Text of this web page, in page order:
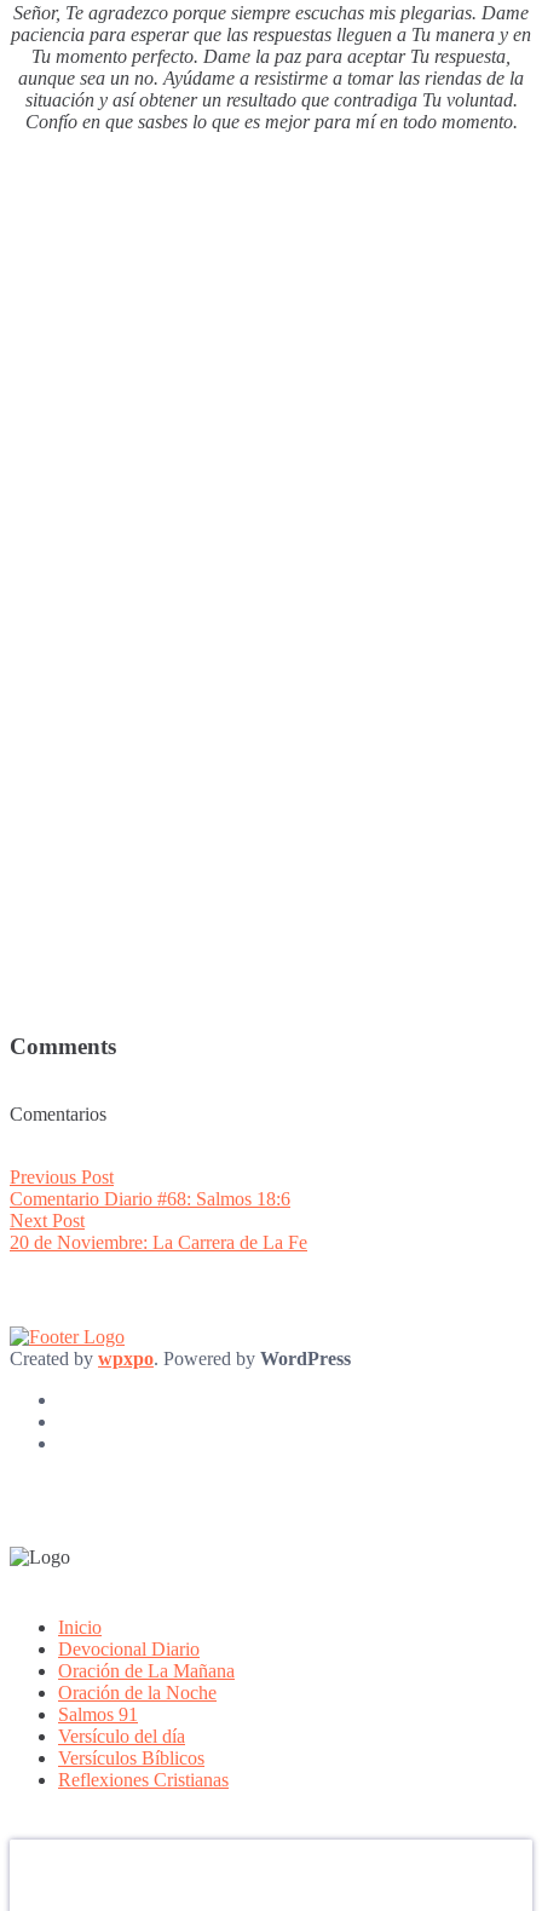
Señor, Te agradezco porque siempre escuchas mis plegarias. Dame
paciencia para esperar que las respuestas lleguen a Tu manera y en
Tu momento perfecto. Dame la paz para aceptar Tu respuesta,
aunque sea un no. Ayúdame a resistirme a tomar las riendas de la
situación y así obtener un resultado que contradiga Tu voluntad.
Confío en que sasbes lo que es mejor para mí en todo momento.
Comments
Comentarios
Post
navigation
Previous PostPrevious
post:
Comentario Diario #68: Salmos 18:6
Next PostNext
post:
20 de Noviembre: La Carrera de La Fe
Created by wpxpo. Powered by WordPress
Inicio
Devocional Diario
Oración de La Mañana
Oración de la Noche
Salmos 91
Versículo del día
Versículos Bíblicos
Reflexiones Cristianas